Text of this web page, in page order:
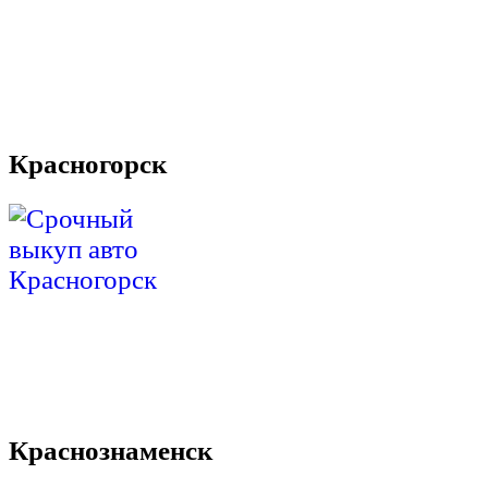
Красногорск
Краснознаменск